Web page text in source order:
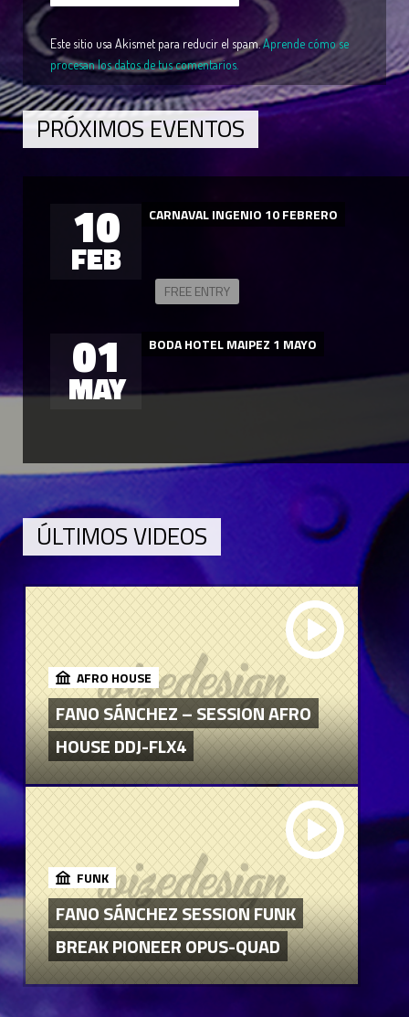
Este sitio usa Akismet para reducir el spam.Aprende cómo se
procesan los datos de tus comentarios.
PRÓXIMOS EVENTOS
10
FEB
CARNAVAL INGENIO 10 FEBRERO
FREE ENTRY
01
MAY
BODA HOTEL MAIPEZ 1 MAYO
ÚLTIMOS VIDEOS
AFRO HOUSE
FANO SÁNCHEZ – SESSION AFRO
HOUSE DDJ-FLX4
FUNK
FANO SÁNCHEZ SESSION FUNK
BREAK PIONEER OPUS-QUAD